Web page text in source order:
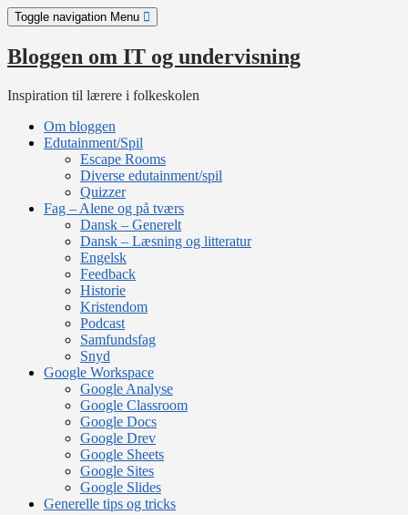
Skip
to
content
Toggle navigation Menu
Bloggen om IT og undervisning
Inspiration til lærere i folkeskolen
Om bloggen
Edutainment/Spil
Escape Rooms
Diverse edutainment/spil
Quizzer
Fag – Alene og på tværs
Dansk – Generelt
Dansk – Læsning og litteratur
Engelsk
Feedback
Historie
Kristendom
Podcast
Samfundsfag
Snyd
Google Workspace
Google Analyse
Google Classroom
Google Docs
Google Drev
Google Sheets
Google Sites
Google Slides
Generelle tips og tricks